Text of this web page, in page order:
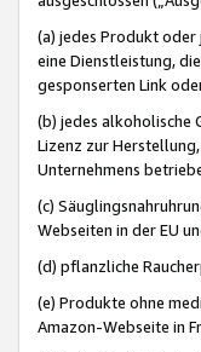
(a) jedes Produkt
eine Dienstleistung,
gesponserten Link
(b) jedes alkoholische
Lizenz zur
Unternehmens
(c)
Webseiten in der EU
(d) pflanzliche
(e) Produkte ohne
Amazon-Webseite in